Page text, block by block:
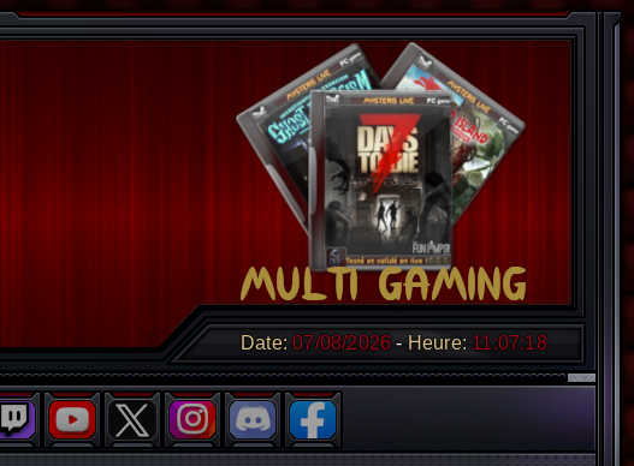
Date: 07/08/2026 Heure: 11:07:19